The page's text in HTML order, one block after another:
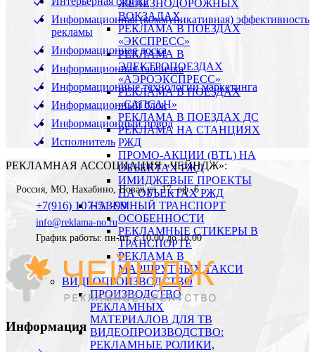
ЖЕЛЕЗНОДОРОЖНЫХ
ВОКЗАЛАХ
РЕКЛАМА В ПОЕЗДАХ
«ЭКСПРЕСС»
РЕКЛАМА В
ЭЛЕКТРОПОЕЗДАХ
«АЭРОЭКСПРЕСС»
РЕКЛАМА В ПОЕЗДАХ
«САПСАН»
РЕКЛАМА В ПОЕЗДАХ ДС
РЕКЛАМА НА СТАНЦИЯХ
РЖД
ПРОМО-АКЦИИ (BTL) НА
ОБЪЕКТАХ РЖД
ИМИДЖЕВЫЕ ПРОЕКТЫ
НА ОБЪЕКТАХ РЖД
НАЗЕМНЫЙ ТРАНСПОРТ
ОСОБЕННОСТИ
РЕКЛАМНЫЕ СТИКЕРЫ В
ТРАНСПОРТЕ
РЕКЛАМА В
МАРШРУТНЫХ ТАКСИ
ВИДЕОПРОИЗВОДСТВО
ПРОИЗВОДСТВО
РЕКЛАМНЫХ
МАТЕРИАЛОВ ДЛЯ ТВ
ВИДЕОПРОИЗВОДСТВО:
РЕКЛАМНЫЕ РОЛИКИ,
Информационная (коммуникативная) эффективность
рекламы
Информационная доска
Информационная табличка
Информационные технологии маркетинга
Информационный блок
Информационный повод
Исполнитель
РЕКЛАМНАЯ АССОЦИАЦИЯ «ЧЕЙНДЖ»:
Россия, МО, Нахабино ,Новая ул. 17, оф. 6
+7(916) 107-51-99
info@reklama-no.ru
График работы: пн-пт. с 10.00 до 18.00
Информация